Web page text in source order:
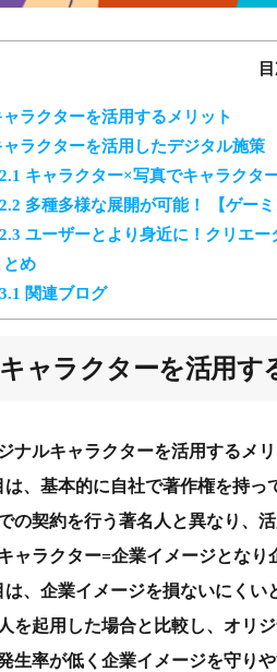
ャラクターを活用するメリット
ャラクターを活用したデジタル施策
2.1 キャラクター×写真でキャラクタ
2.2 多種多様な展開が可能！ 【ゲーミ
2.3 ユーザーとより身近に！クリエー
とめ
3.1 関連ブログ
キャラクターを活用す
ナルキャラクターを活用するメ
は、基本的に自社で著作権を持っ
の契約を行う著名人と異なり、
ャラクター=企業イメージとなり
は、企業イメージを損ないにくい
を起用した場合と比較し、オリ
生率が低く企業イメージを守り